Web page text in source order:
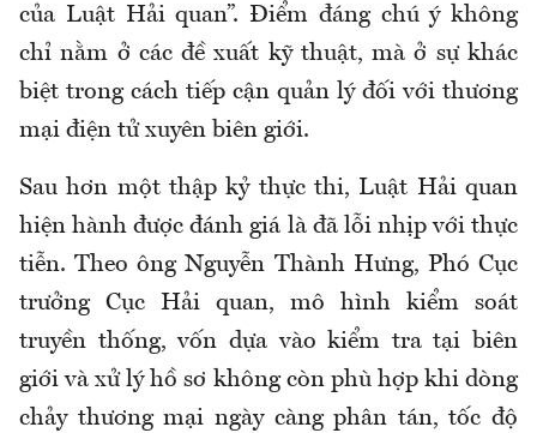
của Luật Hải quan”. Điểm đáng chú ý không
chỉ nằm ở các đề xuất kỹ thuật, mà ở sự khác
biệt trong cách tiếp cận quản lý đối với thương
mại điện tử xuyên biên giới.
Sau hơn một thập kỷ thực thi, Luật Hải quan
hiện hành được đánh giá là đã lỗi nhịp với thực
tiễn. Theo ông Nguyễn Thành Hưng, Phó Cục
trưởng Cục Hải quan, mô hình kiểm soát
truyền thống,vốn dựa vào kiểm tra tại biên
giới và xử lý hồ sơ không còn phù hợp khi dòng
chảy thương mại ngày càng phân tán, tốc độ